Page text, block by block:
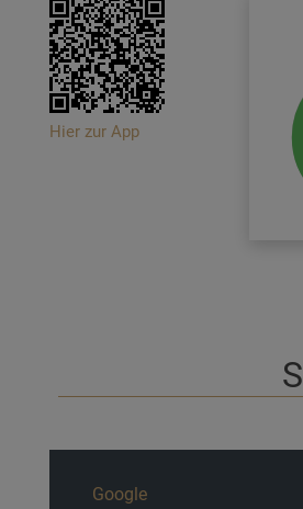
Hier zur App
Google